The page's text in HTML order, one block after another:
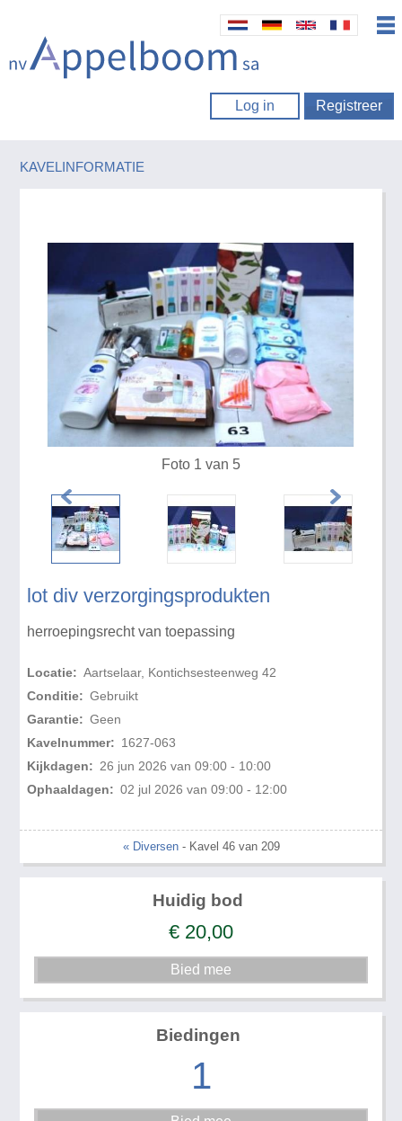
Log in Registreer
KAVELINFORMATIE
lot div verzorgingsprodukten
herroepingsrecht van toepassing
Locatie: Aartselaar, Kontichsesteenweg 42
Conditie: Gebruikt
Garantie: Geen
Kavelnummer: 1627-063
Kijkdagen: 26 jun 2026 van 09:00 - 10:00
Ophaaldagen: 02 jul 2026 van 09:00 - 12:00
Foto 1 van 5
« Diversen- Kavel 46 van 209
Huidig bod
€ 20,00
Biedingen
1